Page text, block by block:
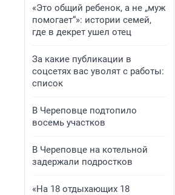
«Это общий ребенок, а не „муж
помогает“»: истории семей,
где в декрет ушел отец
За какие публикации в
соцсетях вас уволят с работы:
список
В Череповце подтопило
восемь участков
В Череповце на котельной
задержали подростков
«На 18 отдыхающих 18